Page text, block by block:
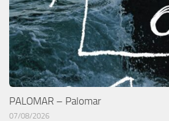
PALOMAR – Palomar
07/08/2026